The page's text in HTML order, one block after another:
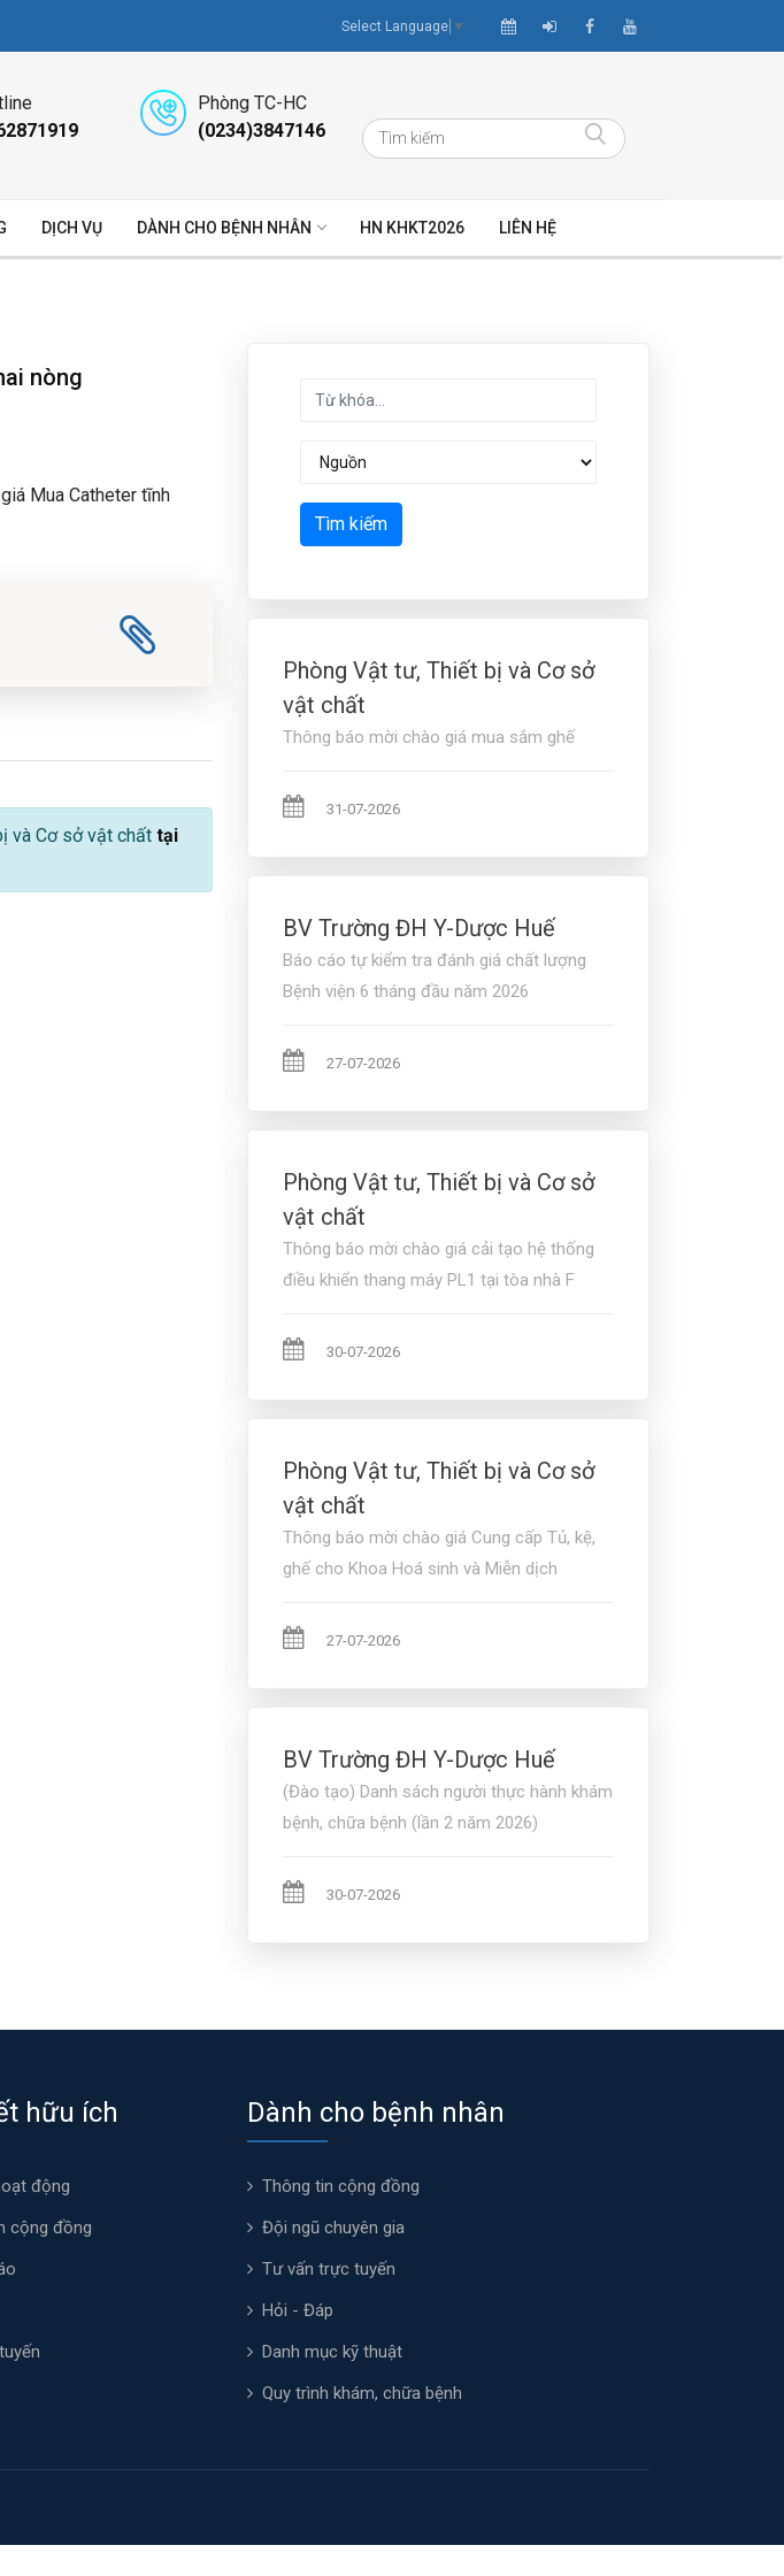
Select Language ▼
Phòng TC-HC
(0234)3847146
DỊCH VỤ DÀNH CHO BỆNH NHÂN HN KHKT2026 LIÊN HỆ
nòng
Mua Catheter tĩnh
và Cơ sở vật chất tại
Tìm kiếm
Phòng Vật tư, Thiết bị và Cơ sở
vật chất
Thông báo mời chào giá mua sắm ghế
31-07-2026
BV Trường ĐH Y-Dược Huế
Báo cáo tự kiểm tra đánh giá chất lượng
Bệnh viện 6 tháng đầu năm 2026
27-07-2026
Phòng Vật tư, Thiết bị và Cơ sở
vật chất
Thông báo mời chào giá cải tạo hệ thống
điều khiển thang máy PL1 tại tòa nhà F
30-07-2026
Phòng Vật tư, Thiết bị và Cơ sở
vật chất
Thông báo mời chào giá Cung cấp Tủ, kệ,
ghế cho Khoa Hoá sinh và Miễn dịch
27-07-2026
BV Trường ĐH Y-Dược Huế
(Đào tạo) Danh sách người thực hành khám
bệnh, chữa bệnh (lần 2 năm 2026)
30-07-2026
hữu ích
động
cộng đồng
Dành cho bệnh nhân
Thông tin cộng đồng
Đội ngũ chuyên gia
Tư vấn trực tuyến
Hỏi - Đáp
Danh mục kỹ thuật
Quy trình khám, chữa bệnh